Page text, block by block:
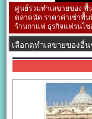
ศูนย์รวมทำเลขายของ
ตลาดนัด ราคาค่าเช่าพื้น
ร้านกาแฟ ธุรกิจแฟรนไช